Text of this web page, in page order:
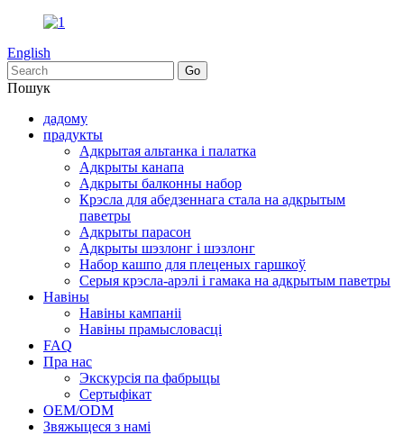
English
Пошук
дадому
прадукты
Адкрытая альтанка і палатка
Адкрыты канапа
Адкрыты балконны набор
Крэсла для абедзеннага стала на адкрытым
паветры
Адкрыты парасон
Адкрыты шэзлонг і шэзлонг
Набор кашпо для плеценых гаршкоў
Серыя крэсла-арэлі і гамака на адкрытым паветры
Навіны
Навіны кампаніі
Навіны прамысловасці
FAQ
Пра нас
Экскурсія па фабрыцы
Сертыфікат
OEM/ODM
Звяжыцеся з намі